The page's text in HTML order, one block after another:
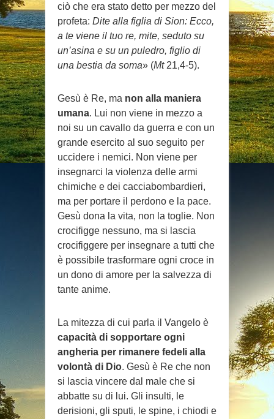
ciò che era stato detto per mezzo del
profeta: Dite alla figlia di Sion: Ecco,
a te viene il tuo re, mite, seduto su
un’asina e su un puledro, figlio di
una bestia da soma» (Mt21,4-5).
Gesù è Re, ma non alla maniera
umana. Lui non viene in mezzo a
noi su un cavallo da guerra e con un
grande esercito al suo seguito per
uccidere i nemici. Non viene per
insegnarci la violenza delle armi
chimiche e dei cacciabombardieri,
ma per portare il perdono e la pace.
Gesù dona la vita, non la toglie. Non
crocifigge nessuno, ma si lascia
crocifiggere per insegnare a tutti che
è possibile trasformare ogni croce in
un dono di amore per la salvezza di
tante anime.
La mitezza di cui parla il Vangelo è
capacità di sopportare ogni
angheria per rimanere fedeli alla
volontà di Dio. Gesù è Re che non
si lascia vincere dal male che si
abbatte su di lui. Gli insulti, le
derisioni, gli sputi, le spine, i chiodi e